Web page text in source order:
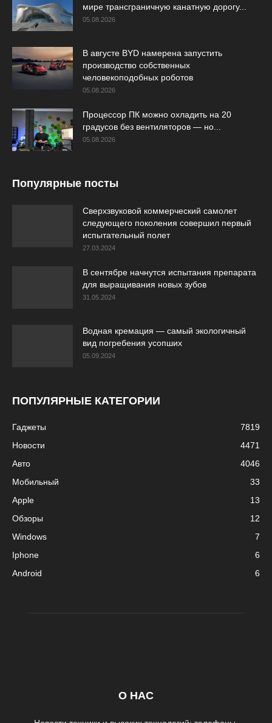
мире трансграничную канатную дорогу...
05.08.2026
В августе BYD намерена запустить
производство собственных
человекоподобных роботов
05.08.2026
Процессор ПК можно охладить на 20
градусов без вентиляторов — но...
05.08.2026
Популярные посты
Сверхзвуковой коммерческий самолет
следующего поколения совершил первый
испытательный полет
27.03.2024
В сентябре начнутся испытания препарата
для выращивания новых зубов
31.05.2024
Водная кремация — самый экологичный
вид погребения усопших
05.09.2024
ПОПУЛЯРНЫЕ КАТЕГОРИИ
Гаджеты
7819
Новости
4471
Авто
4046
Мобильный
33
Apple
13
Обзоры
12
Windows
7
Iphone
6
Android
6
О НАС